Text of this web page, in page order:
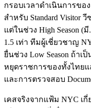
กรอบเวลาดำเนินการของ
สำหรับ Standard Visitor วี
แต่ในช่วง High Season
1.5 เท่า ทีมผู้เชี่ยวชาญ
ยื่นช่วง Low Season ถ้า
หยุดราชการของทั้งไทย
และการตรวจสอบ
เคสจริงจากแฟ้ม NYC เ